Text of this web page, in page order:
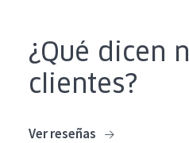
Crema de día
Crema de noche
¿Qué dicen
clientes?
Ver reseñas